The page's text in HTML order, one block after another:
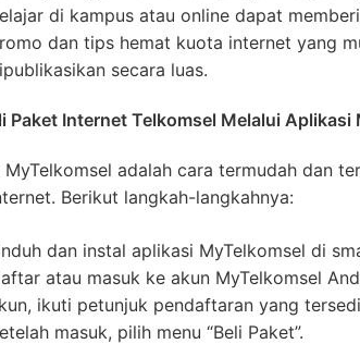
di kampus atau online dapat
dan tips hemat kuota internet yang
secara luas.
Paket Internet Telkomsel Melalui Aplikasi
MyTelkomsel adalah cara termudah dan
Berikut langkah-langkahnya:
dan instal aplikasi MyTelkomsel di
atau masuk ke akun MyTelkomsel
ikuti petunjuk pendaftaran yang
masuk, pilih menu “Beli Paket”.